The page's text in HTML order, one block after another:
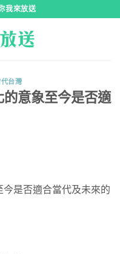
我來放送
代台灣
意象至今是否適
是否適合當代及未來的